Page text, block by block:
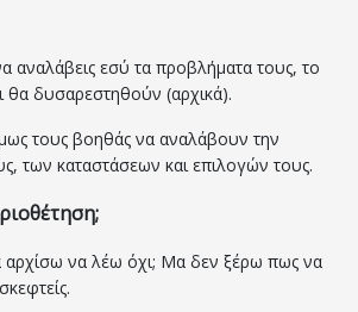
αναλάβεις εσύ τα προβλήματα τους, το
θα δυσαρεστηθούν (αρχικά).
τους βοηθάς να αναλάβουν την
των καταστάσεων και επιλογών τους.
να λέω όχι; Μα δεν ξέρω πως να